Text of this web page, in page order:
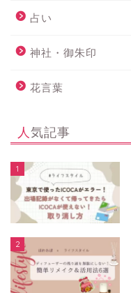
占い
神社・御朱印
花言葉
人気記事
1
2